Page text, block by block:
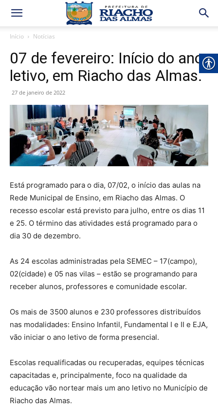
Início Notícias
07 de fevereiro: Início do ano
letivo, em Riacho das Almas.
27 de janeiro de 2022
Está programado para o dia, 07/02, o início das aulas na
Rede Municipal de Ensino, em Riacho das Almas. O
recesso escolar está previsto para julho, entre os dias 11
e 25. O término das atividades está programado para o
dia 30 de dezembro.
As 24 escolas administradas pela SEMEC – 17(campo),
02(cidade) e 05 nas vilas – estão se programando para
receber alunos, professores e comunidade escolar.
Os mais de 3500 alunos e 230 professores distribuídos
nas modalidades: Ensino Infantil, Fundamental I e II e EJA,
vão iniciar o ano letivo de forma presencial.
Escolas requalificadas ou recuperadas, equipes técnicas
capacitadas e, principalmente, foco na qualidade da
educação vão nortear mais um ano letivo no Município de
Riacho das Almas.